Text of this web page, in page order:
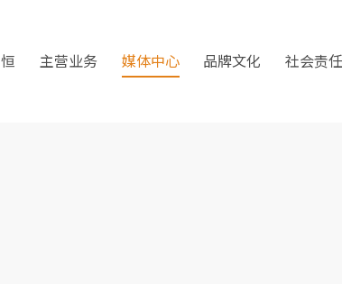
主营业务 媒体中心 品牌文化 社会责任